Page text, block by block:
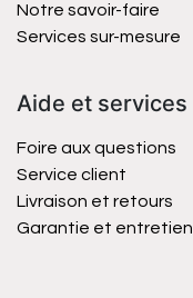
Notre savoir-faire
Services sur-mesure
Aide et services
Foire aux questions
Service client
Livraison et retours
Garantie et entretien